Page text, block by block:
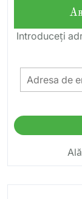
Introduceți
Adresa
de